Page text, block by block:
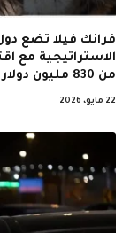
فرانك فيلا تضع
الاستراتيجية مع
من 830 مليون دولار
22 مايو، 2026